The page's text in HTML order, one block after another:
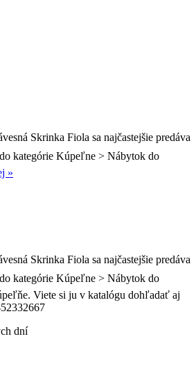
Skrinka Fiola sa najčastejšie predáva
kategórie Kúpeľne > Nábytok do
»
Skrinka Fiola sa najčastejšie predáva
kategórie Kúpeľne > Nábytok do
Viete si ju v katalógu dohľadať aj
dní